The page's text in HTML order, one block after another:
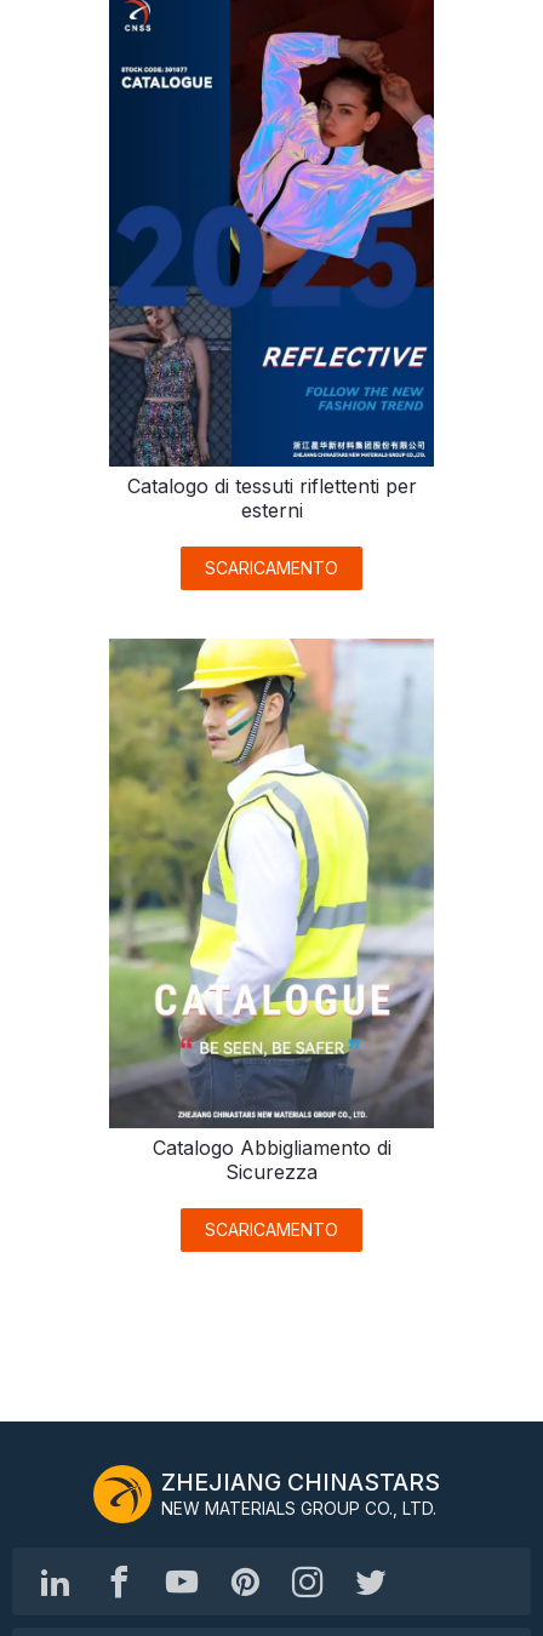
Catalogo di tessuti riflettenti per
esterni
SCARICAMENTO
Catalogo Abbigliamento di
Sicurezza
SCARICAMENTO
ZHEJIANG CHINASTARS
NEW MATERIALS GROUP CO., LTD.